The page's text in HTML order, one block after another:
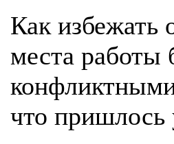
Как избежать
места работы
что пришлось